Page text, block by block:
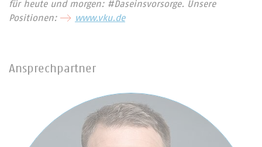
für heute und morgen: #Daseinsvorsorge. Unsere
Positionen:
www.vku.de
Ansprechpartner